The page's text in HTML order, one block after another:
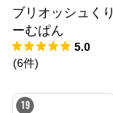
ブリオッシュくり
ーむぱん
5.0
(6件)
19